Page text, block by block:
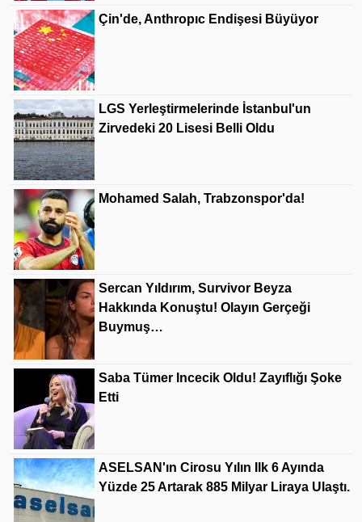
Çin'de, Anthropıc Endişesi Büyüyor
LGS Yerleştirmelerinde İstanbul'un
Zirvedeki 20 Lisesi Belli Oldu
Mohamed Salah, Trabzonspor'da!
Sercan Yıldırım, Survivor Beyza
Hakkında Konuştu! Olayın Gerçeği
Buymuş…
Saba Tümer Incecik Oldu! Zayıflığı Şoke
Etti
ASELSAN'ın Cirosu Yılın Ilk 6 Ayında
Yüzde 25 Artarak 885 Milyar Liraya Ulaştı.